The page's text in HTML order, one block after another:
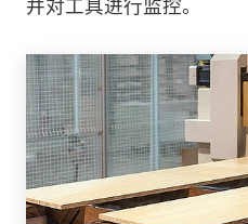
并对工具进行监控。